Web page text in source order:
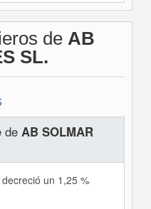
de AB
SL.
de AB SOLMAR
un 1,25 %